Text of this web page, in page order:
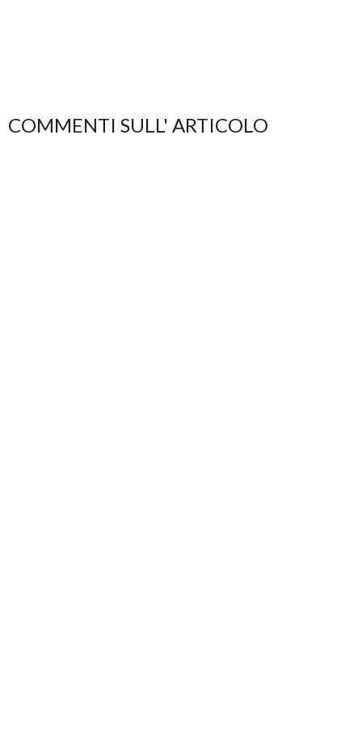
COMMENTI SULL' ARTICOLO